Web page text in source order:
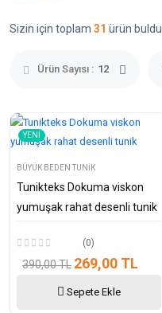
Sizin için toplam 31 ürün
Ürün Sayısı : 12
YENI
BÜYÜK BEDEN TUNIK
Tunikteks Dokuma viskon
yumuşak rahat desenli tunik
(0)
390,00 TL 269,00 TL
Sepete Ekle